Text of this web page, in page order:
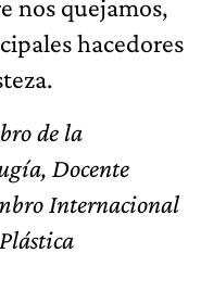
nos quejamos,
hacedores
de la
Docente
Internacional